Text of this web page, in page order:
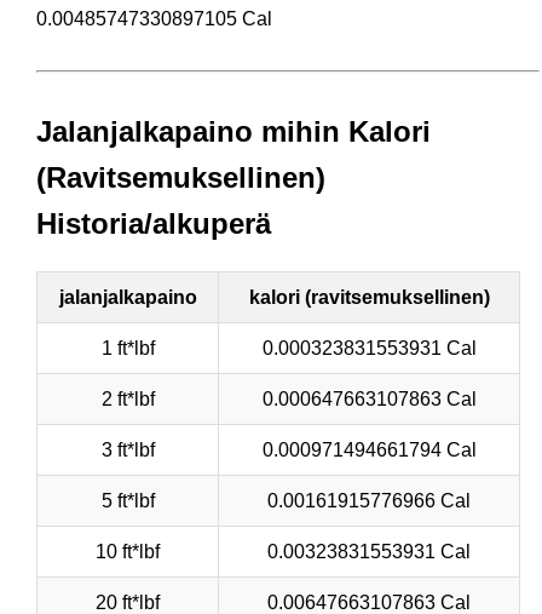
0.00485747330897105 Cal
Jalanjalkapaino mihin Kalori
(Ravitsemuksellinen)
Historia/alkuperä
jalanjalkapaino kalori (ravitsemuksellinen)
1 ft*lbf 0.000323831553931 Cal
2 ft*lbf 0.000647663107863 Cal
3 ft*lbf 0.000971494661794 Cal
5 ft*lbf 0.00161915776966 Cal
10 ft*lbf 0.00323831553931 Cal
20 ft*lbf 0.00647663107863 Cal